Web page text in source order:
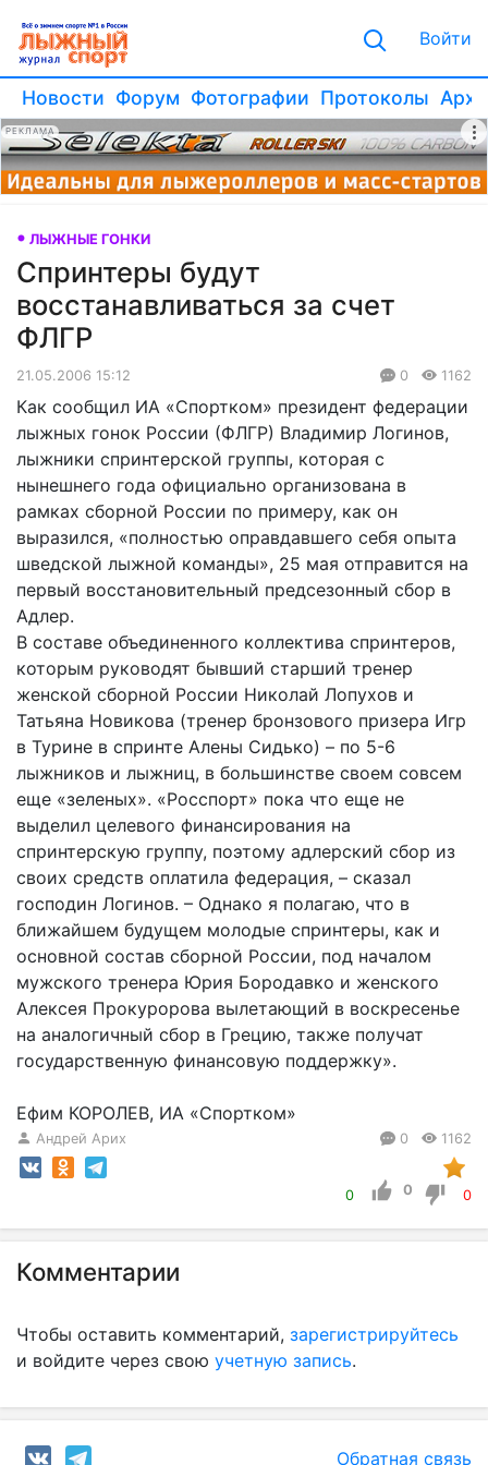
Войти
Новости Форум Фотографии Протоколы
РЕКЛАМА
ЛЫЖНЫЕ ГОНКИ
Спринтеры будут
восстанавливаться за счет
ФЛГР
21.05.2006 15:12 0 1162
Как сообщил ИА «Спортком» президент федерации
лыжных гонок России (ФЛГР) Владимир Логинов,
лыжники спринтерской группы, которая с
нынешнего года официально организована в
рамках сборной России по примеру, как он
выразился, «полностью оправдавшего себя опыта
шведской лыжной команды», 25 мая отправится на
первый восстановительный предсезонный сбор в
Адлер.
В составе объединенного коллектива спринтеров,
которым руководят бывший старший тренер
женской сборной России Николай Лопухов и
Татьяна Новикова (тренер бронзового призера Игр
в Турине в спринте Алены Сидько) – по 5-6
лыжников и лыжниц, в большинстве своем совсем
еще «зеленых». «Росспорт» пока что еще не
выделил целевого финансирования на
спринтерскую группу, поэтому адлерский сбор из
своих средств оплатила федерация, – сказал
господин Логинов. – Однако я полагаю, что в
ближайшем будущем молодые спринтеры, как и
основной состав сборной России, под началом
мужского тренера Юрия Бородавко и женского
Алексея Прокуророва вылетающий в воскресенье
на аналогичный сбор в Грецию, также получат
государственную финансовую поддержку».
Ефим КОРОЛЕВ, ИА «Спортком»
Андрей Арих 0 1162
0 0 0
Комментарии
Чтобы оставить комментарий, зарегистрируйтесь
и войдите через свою учетную запись.
Обратная связь